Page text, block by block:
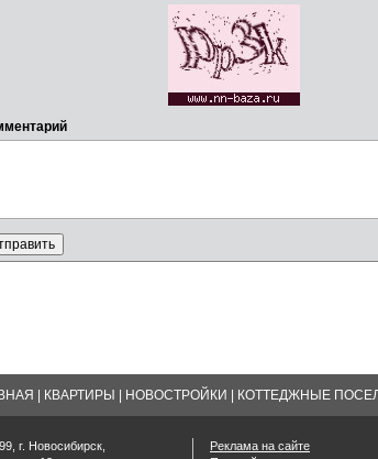
КВАРТИРЫ НОВОСТРОЙКИ КОТТЕДЖНЫЕ
г. Новосибирск,
Реклама на сайте